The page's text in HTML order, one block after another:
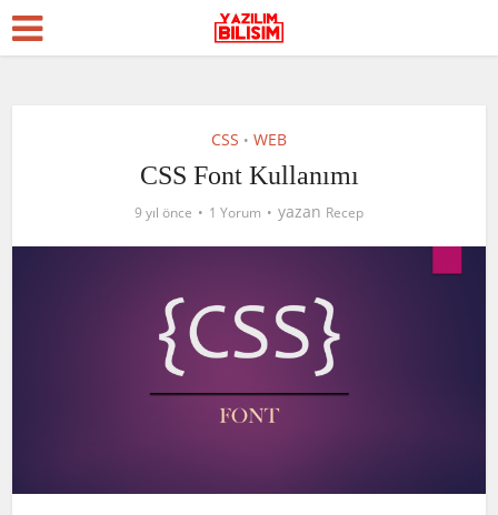
CSS • WEB
CSS Font Kullanımı
9 yıl önce 1 Yorum yazan Recep